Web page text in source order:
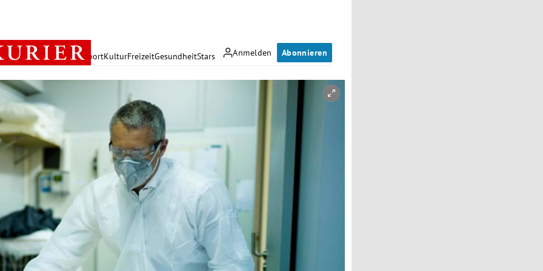
Anmelden Abonnieren
PolitikWirtschaft SportKulturFreizeitGesundheitStars